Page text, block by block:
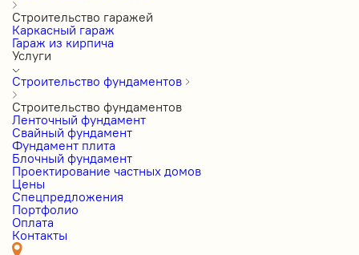
Строительство гаражей
Каркасный гараж
Гараж из кирпича
Услуги
Строительство фундаментов
Строительство фундаментов
Ленточный фундамент
Свайный фундамент
Фундамент плита
Блочный фундамент
Проектирование частных домов
Цены
Cпецпредложения
Портфолио
Оплата
Контакты